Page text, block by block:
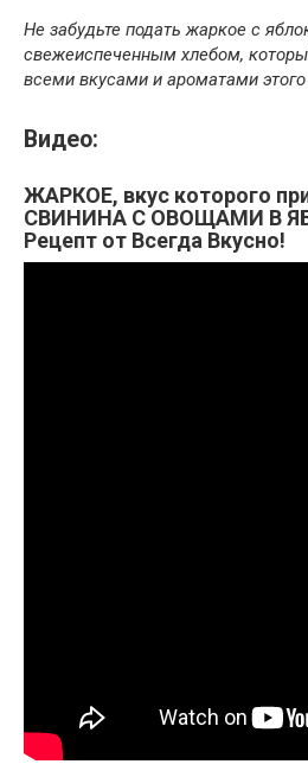
Не забудьте подать жаркое с
свежеиспеченным хлебом,
всеми вкусами и ароматами
Видео:
ЖАРКОЕ, вкус которого
СВИНИНА С ОВОЩАМИ В
Рецепт от Всегда Вкусно!